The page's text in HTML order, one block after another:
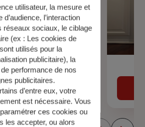
de prêt immobilier
utilisateur, la mesure et
d’audience, l’interaction
réseaux sociaux, le ciblage
(ex : Les cookies de
utilisés pour la
publicitaire), la
performance de nos
publicitaires.
d’entre eux, votre
est nécessaire. Vous
ces cookies ou
les accepter, ou alors